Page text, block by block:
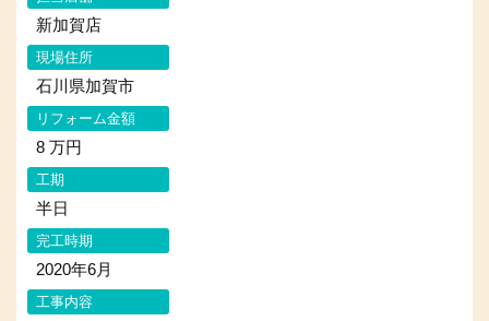
新加賀店
現場住所
石川県加賀市
リフォーム金額
8 万円
工期
半日
完工時期
2020年6月
工事内容